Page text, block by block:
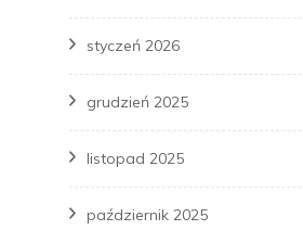
styczeń 2026
grudzień 2025
listopad 2025
październik 2025